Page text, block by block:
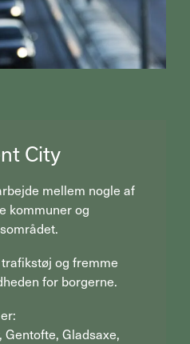
City
mellem nogle af
kommuner og
og fremme
for borgerne.
Gladsaxe,